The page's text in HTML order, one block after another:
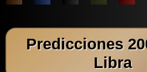
Predicciones
Libra